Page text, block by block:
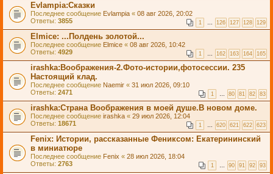
Evlampia:Сказки
Последнее сообщение Evlampia « 08 авг 2026, 20:02
Ответы: 3855 1 … 126 127 128 129
Elmice: ...Полдень золотой...
Последнее сообщение Elmice « 08 авг 2026, 10:42
Ответы: 4929 1 … 162 163 164 165
irashka:Воображения-2.Фото-истории,фотосессии. 235
Настоящий клад.
Последнее сообщение Naemir « 31 июл 2026, 09:10
Ответы: 2471 1 … 80 81 82 83
irashka:Страна Воображения в моей душе.В новом доме.
Последнее сообщение irashka « 29 июл 2026, 12:04
Ответы: 18671 1 … 620 621 622 623
Fenix: Истории, рассказанные Фениксом: Екатерининский
в миниатюре
Последнее сообщение Fenix « 28 июл 2026, 18:04
Ответы: 2763 1 … 90 91 92 93